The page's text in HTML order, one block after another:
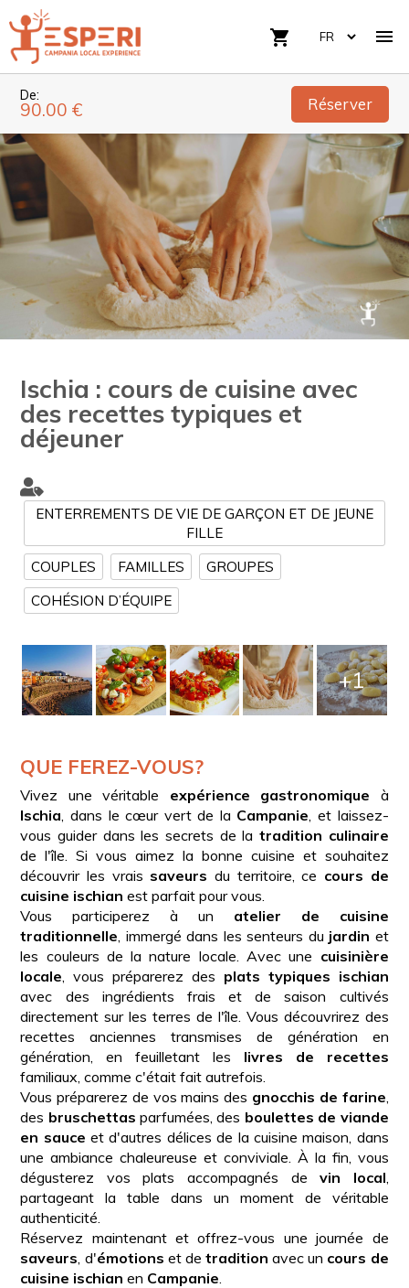

shopping_cart
De:
90.00 € Réserver
Ischia : cours de cuisine avec
des recettes typiques et
déjeuner
ENTERREMENTS DE VIE DE GARÇON ET DE JEUNE
FILLE
COUPLES
FAMILLES
GROUPES
COHÉSION D’ÉQUIPE
+1
QUE FEREZ-VOUS?
Vivez une véritable expérience gastronomique à
Ischia , dans le cœur vert de la Campanie , et laissez-
vous guider dans les secrets de la tradition culinaire
de l'île. Si vous aimez la bonne cuisine et souhaitez
découvrir les vrais saveurs du territoire, ce cours de
cuisine ischian est parfait pour vous.
Vous participerez à un atelier de cuisine
traditionnelle , immergé dans les senteurs du jardin et
les couleurs de la nature locale. Avec une cuisinière
locale , vous préparerez des plats typiques ischian
avec des ingrédients frais et de saison cultivés
directement sur les terres de l'île. Vous découvrirez des
recettes anciennes transmises de génération en
génération, en feuilletant les livres de recettes
familiaux, comme c'était fait autrefois.
Vous préparerez de vos mains des gnocchis de farine
des bruschettas parfumées, des boulettes de viande
en sauce et d'autres délices de la cuisine maison, dans
une ambiance chaleureuse et conviviale. À la fin, vous
dégusterez vos plats accompagnés devin local
partageant la table dans un moment de véritable
authenticité.
Réservez maintenant et offrez-vous une journée de
saveurs , d'émotions et de tradition avec un cours de
cuisine ischian en Campanie